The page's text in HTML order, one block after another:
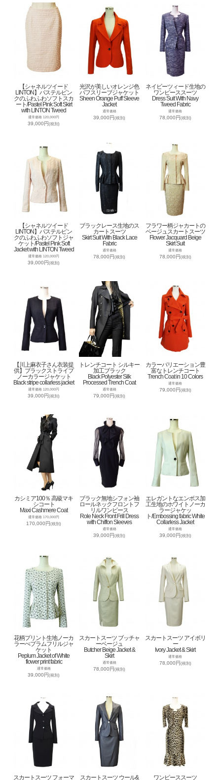
【シャネルツイード
LINTON】パステルピン
クのふわふわソフトスカ
ート/Pastel Pink Soft Skirt
with LINTON Tweed
通常価格 120,000円
39,000円(税別)
光沢が美しいオレンジ色
パフスリーブジャケット
Sheen Orange Puff Sleeve
Jacket
通常価格
39,000円(税別)
ネイビーツィード生地の
ワンピーススーツ
Dress Suit With Navy
Tweed Fabric
通常価格
78,000円(税別)
【シャネルツイード
LINTON】パステルピン
クのふわふわソフトジャ
ケット/Pastel Pink Soft
Jacket with LINTON Tweed
通常価格 120,000円
39,000円(税別)
ブラックレース生地のス
カートスーツ
Skirt Suit With Black Lace
Fabric
通常価格
78,000円(税別)
フラワー柄ジャカートの
ベージュスカートスーツ
Flower Jacquard Beige
Skirt Suit
通常価格
78,000円(税別)
【川上麻衣子さん衣装提
供】ブラックストライプ
ノーカラージャケット
Black stripe collarless jacket
通常価格 120,000円
39,000円(税別)
トレンチコート シルキー
加工ブラック
Black Polyester Silk
Processed Trench Coat
通常価格
79,000円(税別)
カラーバリエーション豊
富なトレンチコート
Trench Coat in 10 Colors
通常価格
79,000円(税別)
カシミア100％ 高級マキ
シコート
Maxi Cashmere Coat
通常価格 170,000円
170,000円(税別)
ブラック無地シフォン袖
ロールネックフロントフ
リルワンピース
Role Neck Front Frill Dress
with Chiffon Sleeves
通常価格
39,000円(税別)
エレガントなエンボス加
工生地のホワイトノーカ
ラージャケッ
ト/Embossing fabric White
Collarless Jacket
通常価格
39,000円(税別)
花柄プリント生地ノーカ
ラーぺプラムフリルジャ
ケット
Peplum Jacket of White
flower print fabric
通常価格
39,000円(税別)
スカートスーツ ブッチャ
ーベージュ
Butcher Beige Jacket &
Skirt
通常価格
78,000円(税別)
スカートスーツ アイボリ
ー
Ivory Jacket & Skirt
通常価格
78,000円(税別)
スカートスーツ フォーマ
スカートスーツ ウール&
ワンピーススーツ